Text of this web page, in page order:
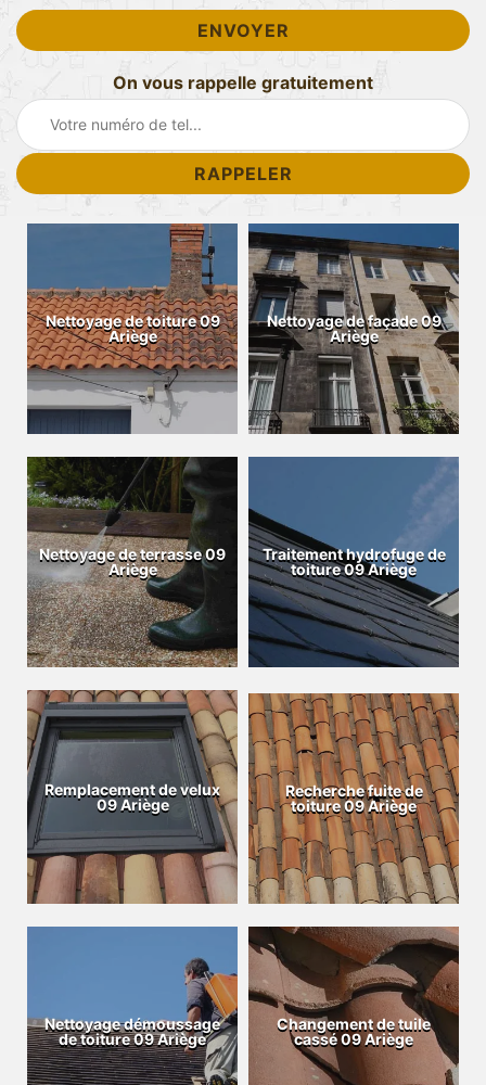
On vous rappelle gratuitement
Nettoyage de toiture 09
Ariège
Nettoyage de façade 09
Ariège
Nettoyage de terrasse 09
Ariège
Traitement hydrofuge de
toiture 09 Ariège
Remplacement de velux
09 Ariège
Recherche fuite de
toiture 09 Ariège
Nettoyage démoussage
de toiture 09 Ariège
Changement de tuile
cassé 09 Ariège